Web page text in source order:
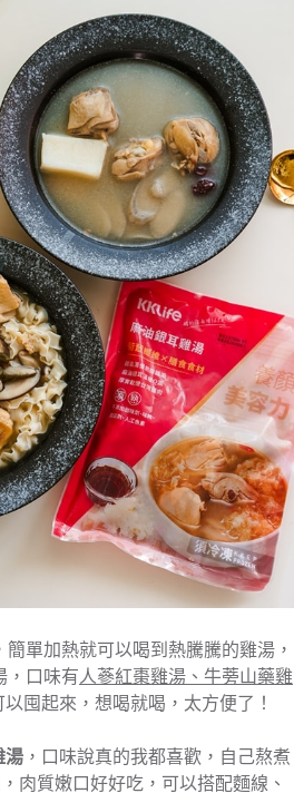
單加熱就可以喝到熱騰騰的雞湯，
，口味有人蔘紅棗雞湯、牛蒡山藥雞
囤起來，想喝就喝，太方便了！
湯 ，口味說真的我都喜歡，自己熬煮
肉質嫩口好好吃，可以搭配麵線、